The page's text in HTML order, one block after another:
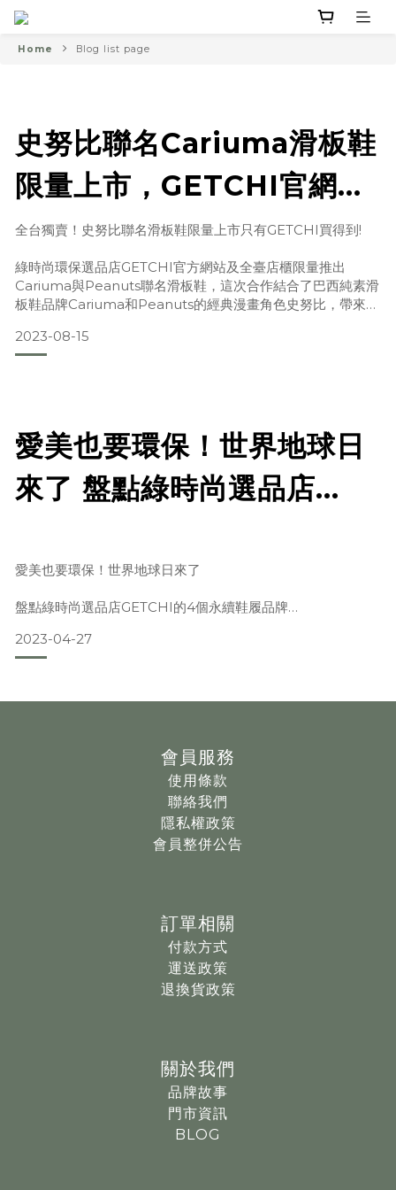
Home Blog list page
史努比聯名Cariuma滑板鞋
限量上市，GETCHI官網及
全台專櫃獨賣!
全台獨賣！史努比聯名滑板鞋限量上市只有GETCHI買得到!
綠時尚環保選品店GETCHI官方網站及全臺店櫃限量推出
Cariuma與Peanuts聯名滑板鞋，這次合作結合了巴西純素滑
板鞋品牌Cariuma和Peanuts的經典漫畫角色史努比，帶來一
理念的你們心動不已。
Cariuma與Peanuts的聯名合作堪稱是綠色時尚界的一大盛
事，它融合了兩個品牌的經典元素，並將它們
2023-08-15
愛美也要環保！世界地球日
來了 盤點綠時尚選品店
牌
愛美也要環保！世界地球日來了
盤點綠時尚選品店GETCHI的4個永續鞋履品牌
Veja、Good News、Cariuma、Saye
引進國際具代表性的環境友善品牌，
如法國Veja、英國Good News、巴西Cariuma、西班牙Saye
傳遞對生活和大自然的熱愛和回饋，讓購物成為更有溫度的風
2023-04-27
會員服務
使用條款
聯絡我們
隱私權政策
會員整併公告
訂單相關
付款方式
運送政策
退換貨政策
關於我們
品牌故事
門市資訊
BLOG